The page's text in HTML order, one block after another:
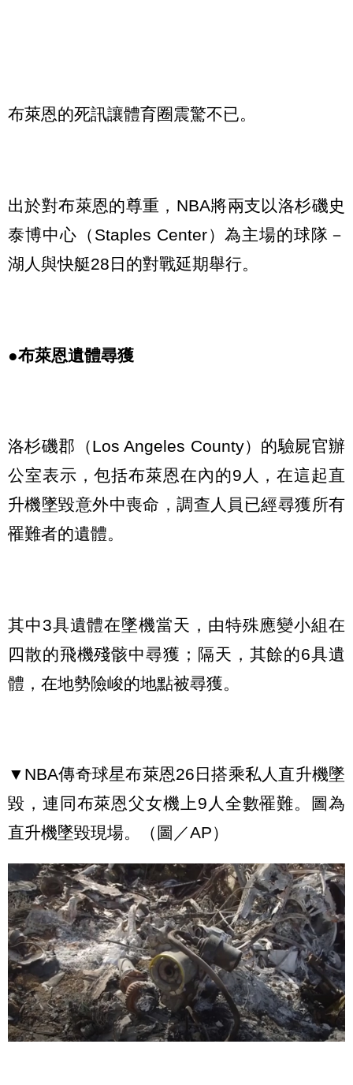
布萊恩的死訊讓體育圈震驚不已。
出於對布萊恩的尊重，NBA將兩支以洛杉磯史
泰博中心（Staples Center）為主場的球隊－
湖人與快艇28日的對戰延期舉行。
●布萊恩遺體尋獲
洛杉磯郡（Los Angeles County）的驗屍官辦
公室表示，包括布萊恩在內的9人，在這起直
升機墜毀意外中喪命，調查人員已經尋獲所有
罹難者的遺體。
其中3具遺體在墜機當天，由特殊應變小組在
四散的飛機殘骸中尋獲；隔天，其餘的6具遺
體，在地勢險峻的地點被尋獲。
▼NBA傳奇球星布萊恩26日搭乘私人直升機墜
毀，連同布萊恩父女機上9人全數罹難。圖為
直升機墜毀現場。（圖／AP）